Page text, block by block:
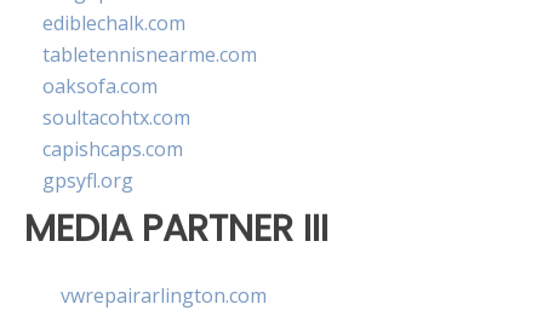
ediblechalk.com
tabletennisnearme.com
oaksofa.com
soultacohtx.com
capishcaps.com
gpsyfl.org
MEDIA PARTNER III
vwrepairarlington.com